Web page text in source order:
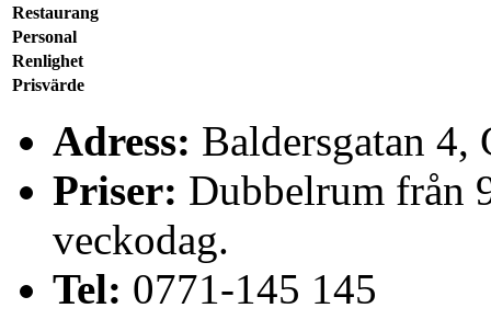
Restaurang
Personal
Renlighet
Prisvärde
Adress: Baldersgatan 4,
Priser: Dubbelrum från
veckodag.
Tel: 0771-145 145